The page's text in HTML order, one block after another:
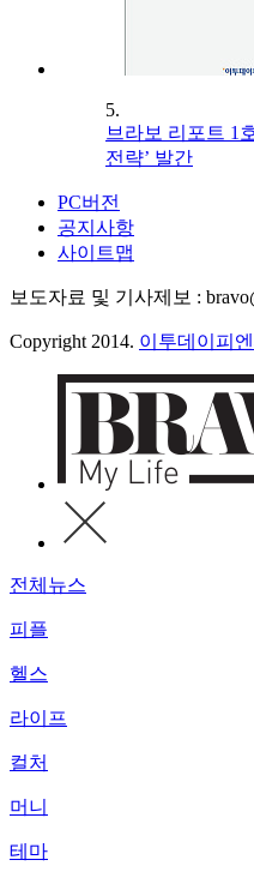
5.
브라보 리포트 1
전략’ 발간
PC버전
공지사항
사이트맵
보도자료 및 기사제보 :
Copyright 2014. 이투데이피엔
전체뉴스
피플
헬스
라이프
컬처
머니
테마